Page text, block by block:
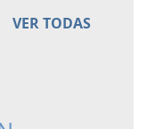
VER TODAS